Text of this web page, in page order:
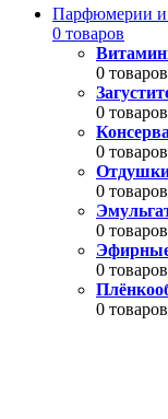
Парфюмерии и
0 товаров
0 товаров
0 товаров
0 товаров
Отдушки
0 товаров
0 товаров
Эфирные
0 товаров
0 товаров